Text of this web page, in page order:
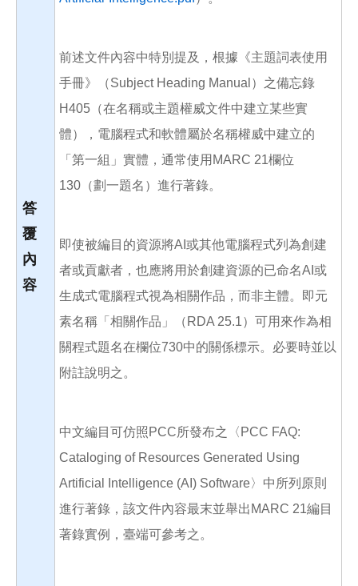
答
覆
內
容
前述文件內容中特別提及，根據《主題詞表使用
手冊》（Subject Heading Manual）之備忘錄
H405（在名稱或主題權威文件中建立某些實
體），電腦程式和軟體屬於名稱權威中建立的
「第一組」實體，通常使用MARC 21欄位
130（劃一題名）進行著錄。
即使被編目的資源將AI或其他電腦程式列為創建
者或貢獻者，也應將用於創建資源的已命名AI或
生成式電腦程式視為相關作品，而非主體。即元
素名稱「相關作品」（RDA 25.1）可用來作為相
關程式題名在欄位730中的關係標示。必要時並以
附註說明之。
中文編目可仿照PCC所發布之〈PCC FAQ:
Cataloging of Resources Generated Using
Artificial Intelligence (AI) Software〉中所列原則
進行著錄，該文件內容最末並舉出MARC 21編目
著錄實例，臺端可參考之。